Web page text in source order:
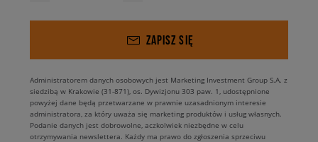
ZAPISZ SIĘ
Administratorem danych osobowych jest Marketing Investment Group S.A. z
siedzibą w Krakowie (31-871), os. Dywizjonu 303 paw. 1, udostępnione
powyżej dane będą przetwarzane w prawnie uzasadnionym interesie
administratora, za który uważa się marketing produktów i usług własnych.
Podanie danych jest dobrowolne, aczkolwiek niezbędne w celu
otrzymywania newslettera. Każdy ma prawo do zgłoszenia sprzeciwu